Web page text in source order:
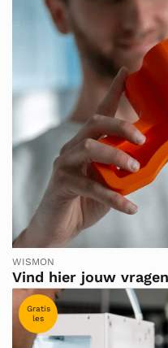
WISMON
Vind hier jouw
Gratis
les